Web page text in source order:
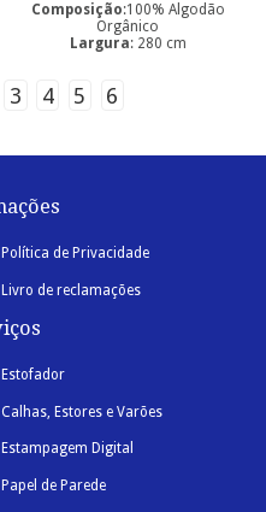
Composição:100% Algodão
Orgânico
Largura: 280 cm
3 4 5 6
Política de Privacidade
Livro de reclamações
Estofador
Calhas, Estores e Varões
Estampagem Digital
Papel de Parede